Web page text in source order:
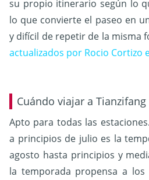
su propio itinerario según lo
lo que convierte el paseo en
y difícil de repetir de la misma
actualizados por Rocio Cortizo
Cuándo viajar a Tianzifang
Apto para todas las
a principios de julio es la
agosto hasta principios y
la temporada propensa a